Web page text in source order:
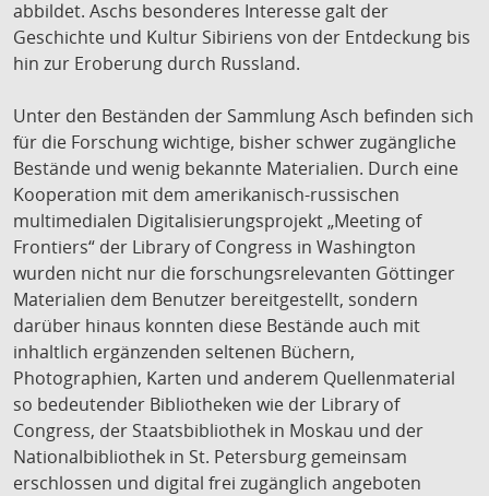
abbildet. Aschs besonderes Interesse galt der
Geschichte und Kultur Sibiriens von der Entdeckung bis
hin zur Eroberung durch Russland.
Unter den Beständen der Sammlung Asch befinden sich
für die Forschung wichtige, bisher schwer zugängliche
Bestände und wenig bekannte Materialien. Durch eine
Kooperation mit dem amerikanisch-russischen
multimedialen Digitalisierungsprojekt „Meeting of
Frontiers“ der Library of Congress in Washington
wurden nicht nur die forschungsrelevanten Göttinger
Materialien dem Benutzer bereitgestellt, sondern
darüber hinaus konnten diese Bestände auch mit
inhaltlich ergänzenden seltenen Büchern,
Photographien, Karten und anderem Quellenmaterial
so bedeutender Bibliotheken wie der Library of
Congress, der Staatsbibliothek in Moskau und der
Nationalbibliothek in St. Petersburg gemeinsam
erschlossen und digital frei zugänglich angeboten